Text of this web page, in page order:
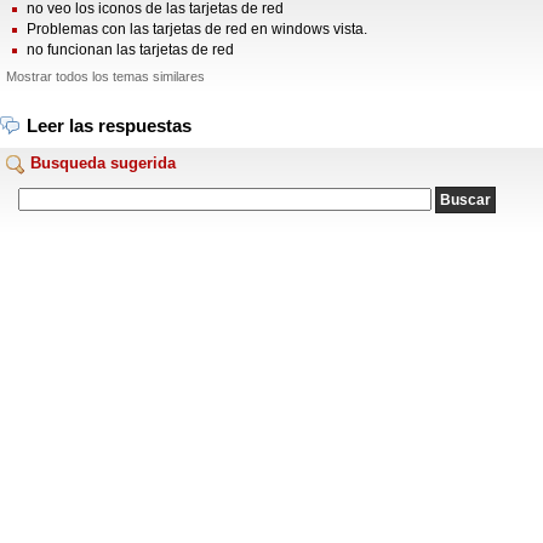
no veo los iconos de las tarjetas de red
Problemas con las tarjetas de red en windows vista.
no funcionan las tarjetas de red
Mostrar todos los temas similares
Leer las respuestas
Busqueda sugerida